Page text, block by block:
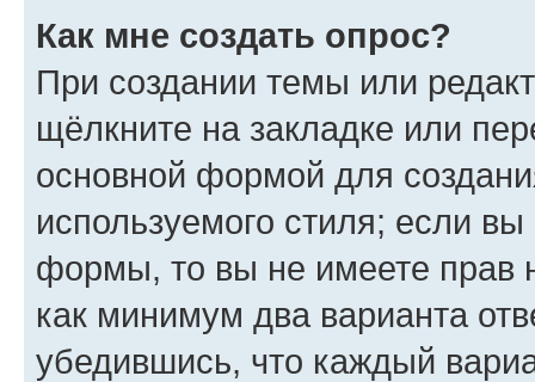
Как мне создать опрос?
При создании темы или
щёлкните на закладке или
основной формой для
используемого стиля; если
формы, то вы не имеете прав
как минимум два варианта
убедившись, что каждый